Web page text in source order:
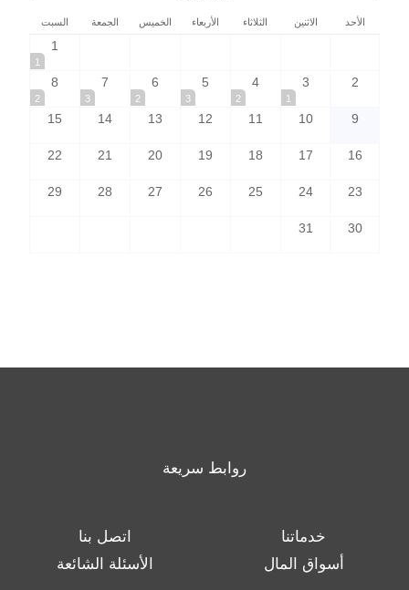
الأحد الاثنين الثلاثاء الأربعاء الخميس الجمعة السبت
1
1
2
3
1
4
2
5
3
6
2
7
3
8
2
9
10
11
12
13
14
15
16
17
18
19
20
21
22
23
24
25
26
27
28
29
30
31
روابط سريعة
خدماتنا
اتصل بنا
أسواق المال
الأسئلة الشائعة